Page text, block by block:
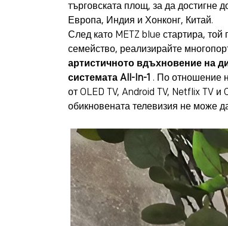
търговската площ, за да достигне
Европа, Индия и Хонконг, Китай.
След като METZ blue стартира, той
семейство, реализирайте
артистичното вдъхновение на
системата All-In-1 . По отношение
от OLED TV, Android TV, Netflix TV
обикновената телевизия не може